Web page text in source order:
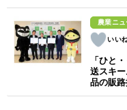
農業ニュ
「ひと
送スキ
品の販